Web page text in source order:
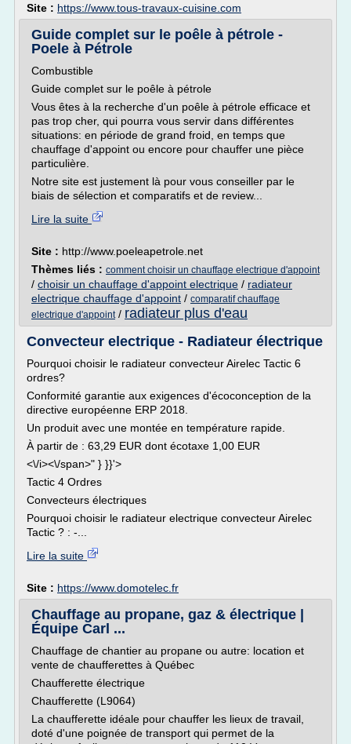
Site : https://www.tous-travaux-cuisine.com
Guide complet sur le poêle à pétrole -
Poele à Pétrole
Combustible
Guide complet sur le poêle à pétrole
Vous êtes à la recherche d'un poêle à pétrole efficace et
pas trop cher, qui pourra vous servir dans différentes
situations: en période de grand froid, en temps que
chauffage d'appoint ou encore pour chauffer une pièce
particulière.
Notre site est justement là pour vous conseiller par le
biais de sélection et comparatifs et de review...
Lire la suite
Site : http://www.poeleapetrole.net
Thèmes liés : comment choisir un chauffage electrique d'appoint
/ choisir un chauffage d'appoint electrique / radiateur
electrique chauffage d'appoint / comparatif chauffage
electrique d'appoint/ radiateur plus d'eau
Convecteur electrique - Radiateur électrique
Pourquoi choisir le radiateur convecteur Airelec Tactic 6
ordres?
Conformité garantie aux exigences d'écoconception de la
directive européenne ERP 2018.
Un produit avec une montée en température rapide.
À partir de : 63,29 EUR dont écotaxe 1,00 EUR
<\/i><\/span>" } }}'>
Tactic 4 Ordres
Convecteurs électriques
Pourquoi choisir le radiateur electrique convecteur Airelec
Tactic ? : -...
Lire la suite
Site : https://www.domotelec.fr
Chauffage au propane, gaz & électrique |
Équipe Carl ...
Chauffage de chantier au propane ou autre: location et
vente de chaufferettes à Québec
Chaufferette électrique
Chaufferette (L9064)
La chaufferette idéale pour chauffer les lieux de travail,
doté d'une poignée de transport qui permet de la